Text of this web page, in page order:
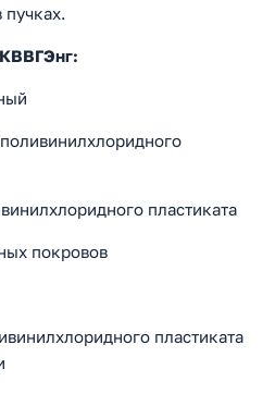
пластиката
покровов
пластиката